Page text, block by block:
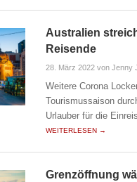
Australien
Reisende
28. März 2022 von Jenny
Weitere Corona
Tourismussaison
Urlauber für die
WEITERLESEN →
Grenzöffnung